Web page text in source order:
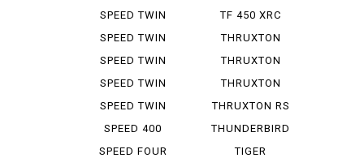
ICONED
SPEED TWIN
SPEED TWIN
1200
SPEED TWIN
1200 RS
SPEED TWIN
900
SPEED TWIN
RS
SPEED 400
SPEED FOUR
TF 450 XRC
THRUXTON
THRUXTON
1200
THRUXTON
1200 R
THRUXTON RS
THUNDERBIRD
TIGER